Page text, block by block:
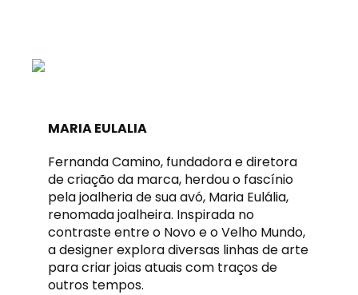
MARIA EULALIA
Fernanda Camino, fundadora e diretora
de criação da marca, herdou o fascínio
pela joalheria de sua avó, Maria Eulália,
renomada joalheira. Inspirada no
contraste entre o Novo e o Velho Mundo,
a designer explora diversas linhas de arte
para criar joias atuais com traços de
outros tempos.